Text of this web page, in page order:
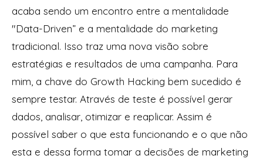
acaba sendo um encontro entre a mentalidade
"Data-Driven” e a mentalidade do marketing
tradicional. Isso traz uma nova visão sobre
estratégias e resultados de uma campanha. Para
mim, a chave do Growth Hacking bem sucedido é
sempre testar. Através de teste é possível gerar
dados, analisar, otimizar e reaplicar. Assim é
possível saber o que esta funcionando e o que não
esta e dessa forma tomar a decisões de marketing